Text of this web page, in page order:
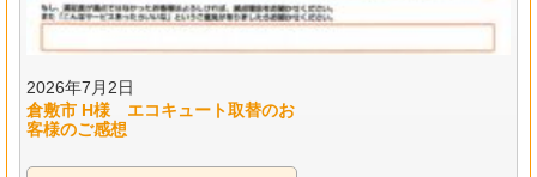
2026年7月2日
倉敷市 H様 エコキュート取替のお
客様のご感想